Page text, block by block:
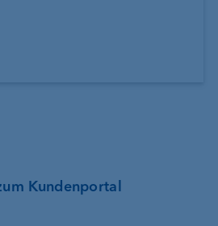
Kundenportal